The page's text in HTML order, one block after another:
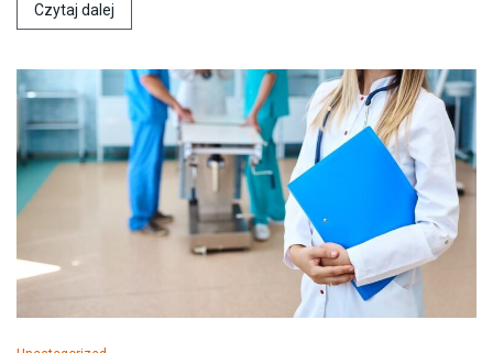
Czytaj dalej